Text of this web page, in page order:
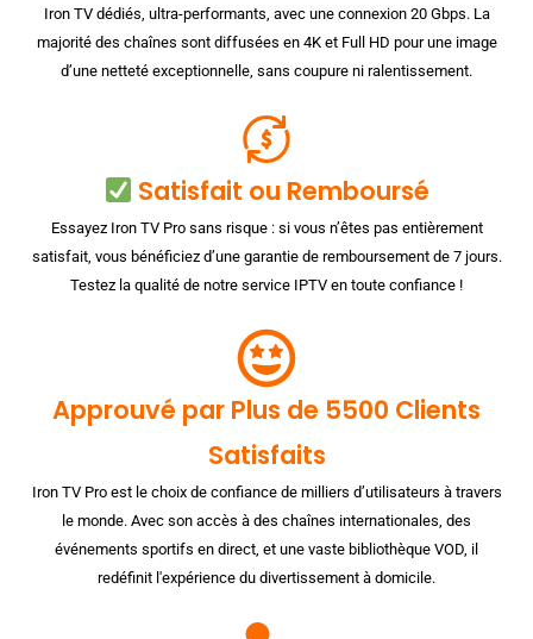
Iron TV dédiés, ultra-performants, avec une connexion 20 Gbps. La
majorité des chaînes sont diffusées en 4K et Full HD pour une image
d’une netteté exceptionnelle, sans coupure ni ralentissement.
Satisfait ou Remboursé
Essayez Iron TV Pro sans risque : si vous n’êtes pas entièrement
satisfait, vous bénéficiez d’une garantie de remboursement de 7 jours.
Testez la qualité de notre service IPTV en toute confiance !
Approuvé par Plus de 5500 Clients
Satisfaits
Iron TV Pro est le choix de confiance de milliers d’utilisateurs à travers
le monde. Avec son accès à des chaînes internationales, des
événements sportifs en direct, et une vaste bibliothèque VOD, il
redéfinit l'expérience du divertissement à domicile.